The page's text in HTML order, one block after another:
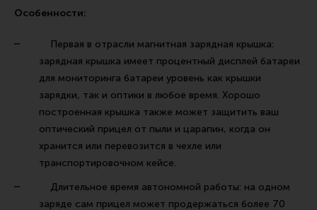
Особенности:
Первая в отрасли магнитная зарядная крышка:
зарядная крышка имеет процентный дисплей батареи
для мониторинга батареи уровень как крышки
зарядки, так и оптики в любое время. Хорошо
построенная крышка также может защитить ваш
оптический прицел от пыли и царапин, когда он
хранится или перевозится в чехле или
транспортировочном кейсе.
Длительное время автономной работы: на одном
заряде сам прицел может продержаться более 70